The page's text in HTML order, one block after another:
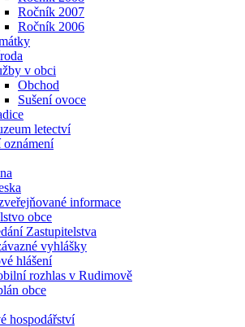
Ročník 2007
Ročník 2006
v obci
Obchod
Sušení ovoce
letectví
oznámení
informace
obce
Zastupitelstva
vyhlášky
hlášení
rozhlas v Rudimově
obce
hospodářství